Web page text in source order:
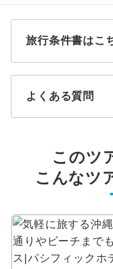
旅行条件書はこ
よくある質問
このツ
こんなツ